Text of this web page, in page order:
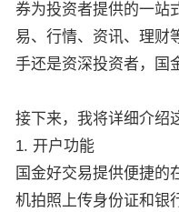
券为投资者提供的一站
易、行情、资讯、理财
手还是资深投资者，国
接下来，我将详细介绍
1. 开户功能
国金好交易提供便捷的
机拍照上传身份证和银